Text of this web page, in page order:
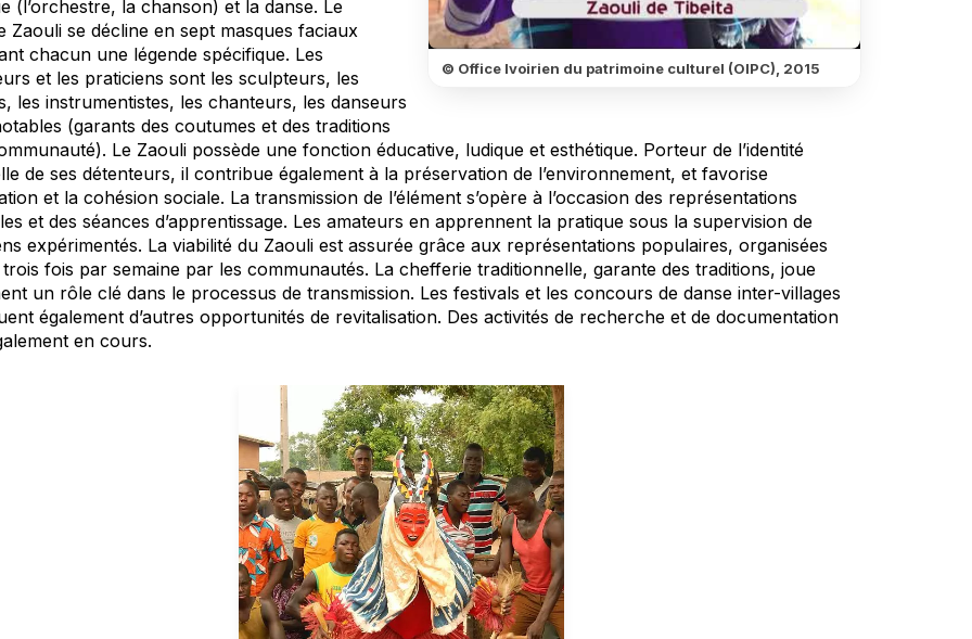
© Office Ivoirien du patrimoine culturel (OIPC), 2015
(l’orchestre, la chanson) et la danse. Le
Zaouli se décline en sept masques faciaux
chacun une légende spécifique. Les
et les praticiens sont les sculpteurs, les
les instrumentistes, les chanteurs, les danseurs
(garants des coutumes et des traditions
Le Zaouli possède une fonction éducative, ludique et esthétique. Porteur de l’identité
de ses détenteurs, il contribue également à la préservation de l’environnement, et favorise
et la cohésion sociale. La transmission de l’élément s’opère à l’occasion des représentations
et des séances d’apprentissage. Les amateurs en apprennent la pratique sous la supervision de
expérimentés. La viabilité du Zaouli est assurée grâce aux représentations populaires, organisées
fois par semaine par les communautés. La chefferie traditionnelle, garante des traditions, joue
un rôle clé dans le processus de transmission. Les festivals et les concours de danse inter-villages
également d’autres opportunités de revitalisation. Des activités de recherche et de documentation
en cours.